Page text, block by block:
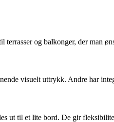
og balkonger, der man
visuelt uttrykk. Andre har
ut til et lite bord. De gir